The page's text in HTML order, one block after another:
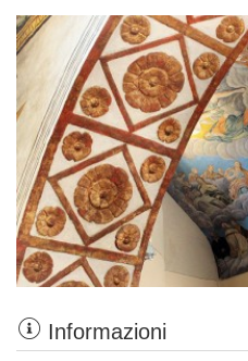
Informazioni